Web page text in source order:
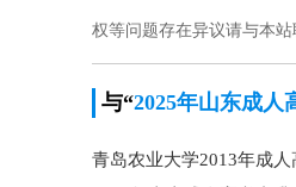
权等问题存在异议请与本站
与“2025年山东成人
青岛农业大学2013年成人